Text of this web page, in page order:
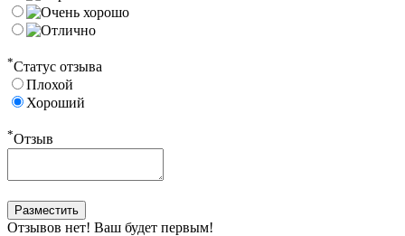
*Статус отзыва
Плохой
Хороший
*Отзыв
Отзывов нет! Ваш будет первым!